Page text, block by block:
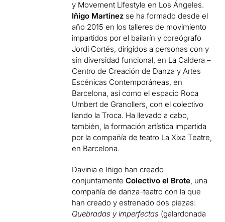
y Movement Lifestyle en Los Ángeles.
Iñigo Martínez se ha formado desde el
año 2015 en los talleres de movimiento
impartidos por el bailarín y coreógrafo
Jordi Cortés, dirigidos a personas con y
sin diversidad funcional, en La Caldera –
Centro de Creación de Danza y Artes
Escénicas Contemporáneas, en
Barcelona, así como el espacio Roca
Umbert de Granollers, con el colectivo
liando la Troca. Ha llevado a cabo,
también, la formación artística impartida
por la compañía de teatro La Xixa Teatre,
en Barcelona.
Davinia e Iñigo han creado
conjuntamenteColectivo el Brote, una
compañía de danza-teatro con la que
han creado y estrenado dos piezas:
Quebradas y imperfectas (galardonada